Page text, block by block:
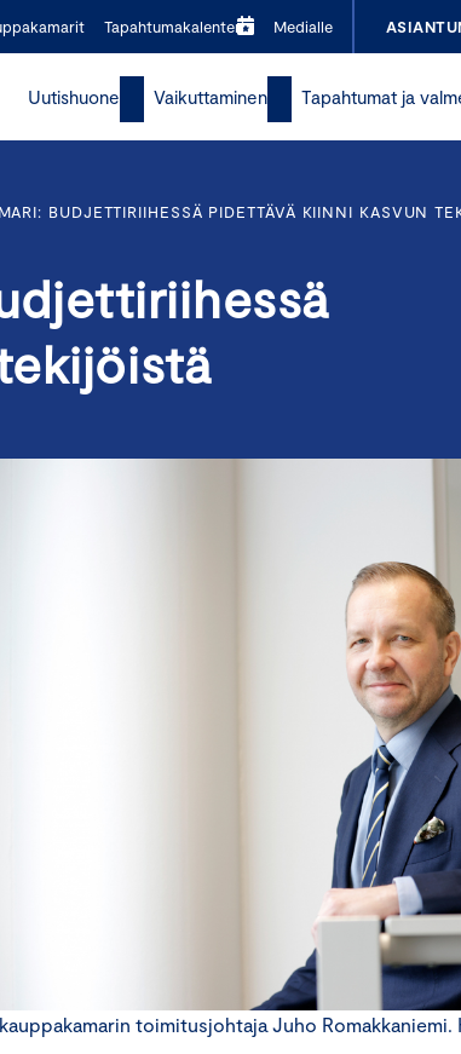
Tapahtumakalenteri Medialle
Uutishuone Vaikuttaminen Tapahtumat ja
BUDJETTIRIIHESSÄ PIDETTÄVÄ KIINNI KASVUN
toimitusjohtaja Juho Romakkaniemi.